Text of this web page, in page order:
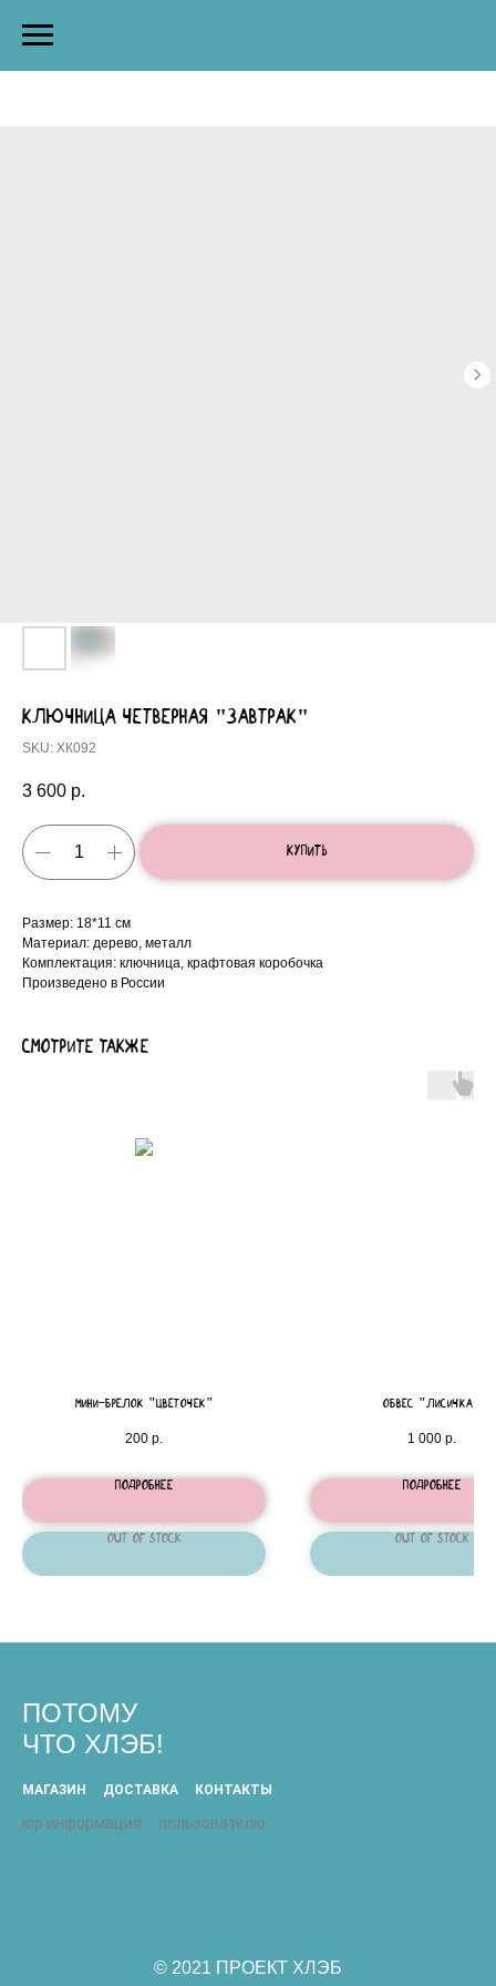
ключница четверная "Завтрак"
SKU: ХК092
3 600 р.
Купить
Размер: 18*11 см
Материал: дерево, металл
Комплектация: ключница, крафтовая коробочка
Произведено в России
Смотрите также
мини-брелок "цветочек"
200 р.
Подробнее
Out of stock
Обвес "Лисичка"
1 000 р.
Подробнее
Out of stock
ПОТОМУ
ЧТО ХЛЭБ!
МАГАЗИН ДОСТАВКА КОНТАКТЫ
юр информация пользователю
© 2021 ПРОЕКТ ХЛЭБ